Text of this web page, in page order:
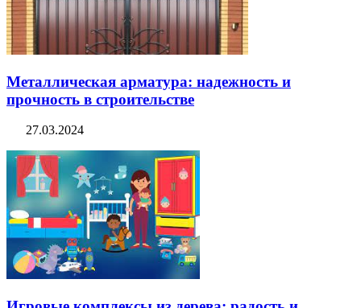
Металлическая арматура: надежность и
прочность в строительстве
27.03.2024